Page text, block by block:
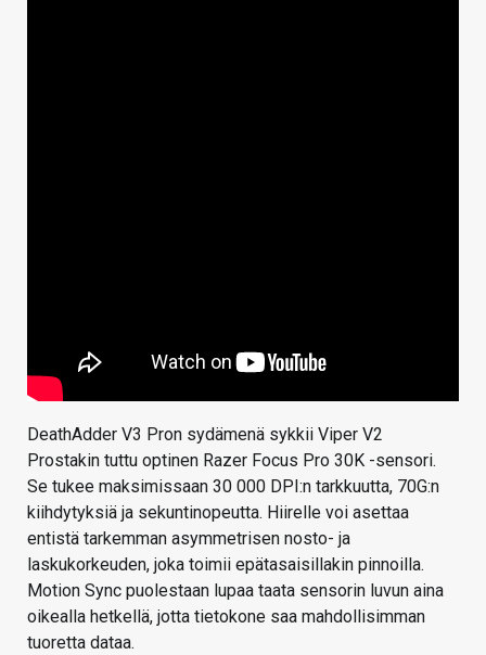
DeathAdder V3 Pron sydämenä sykkii Viper V2
Prostakin tuttu optinen Razer Focus Pro 30K -sensori.
Se tukee maksimissaan 30 000 DPI:n tarkkuutta, 70G:n
kiihdytyksiä ja sekuntinopeutta. Hiirelle voi asettaa
entistä tarkemman asymmetrisen nosto- ja
laskukorkeuden, joka toimii epätasaisillakin pinnoilla.
Motion Sync puolestaan lupaa taata sensorin luvun aina
oikealla hetkellä, jotta tietokone saa mahdollisimman
tuoretta dataa.